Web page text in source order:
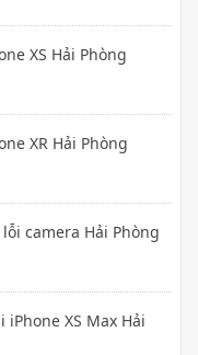
XS Hải Phòng
XR Hải Phòng
camera Hải Phòng
XS Max Hải